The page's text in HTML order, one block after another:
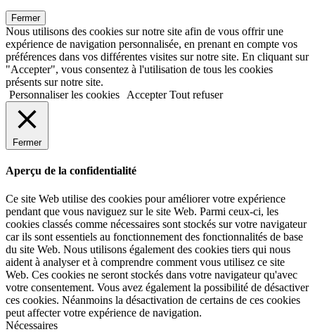
Fermer
Nous utilisons des cookies sur notre site afin de vous offrir une
expérience de navigation personnalisée, en prenant en compte vos
préférences dans vos différentes visites sur notre site. En cliquant sur
"Accepter", vous consentez à l'utilisation de tous les cookies
présents sur notre site.
Personnaliser les cookies
Accepter Tout refuser
Fermer
Aperçu de la confidentialité
Ce site Web utilise des cookies pour améliorer votre expérience
pendant que vous naviguez sur le site Web. Parmi ceux-ci, les
cookies classés comme nécessaires sont stockés sur votre navigateur
car ils sont essentiels au fonctionnement des fonctionnalités de base
du site Web. Nous utilisons également des cookies tiers qui nous
aident à analyser et à comprendre comment vous utilisez ce site
Web. Ces cookies ne seront stockés dans votre navigateur qu'avec
votre consentement. Vous avez également la possibilité de désactiver
ces cookies. Néanmoins la désactivation de certains de ces cookies
peut affecter votre expérience de navigation.
Nécessaires